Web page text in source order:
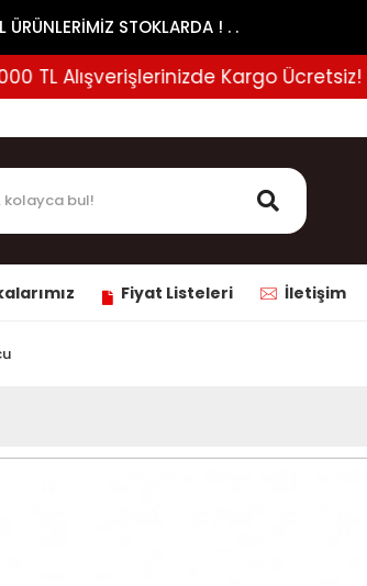
ÜRÜNLERİMİZ STOKLARDA ! . .
Alışverişlerinizde Kargo Ücretsiz!
Fiyat Listeleri İletişim